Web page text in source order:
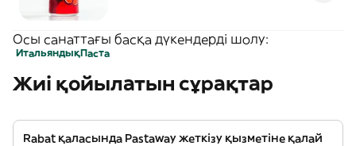
Осы санаттағы басқа дүкендерді шолу:
ИтальяндықПаста
Жиі қойылатын сұрақтар
Rabat қаласында Pastaway жеткізу қызметіне қалай